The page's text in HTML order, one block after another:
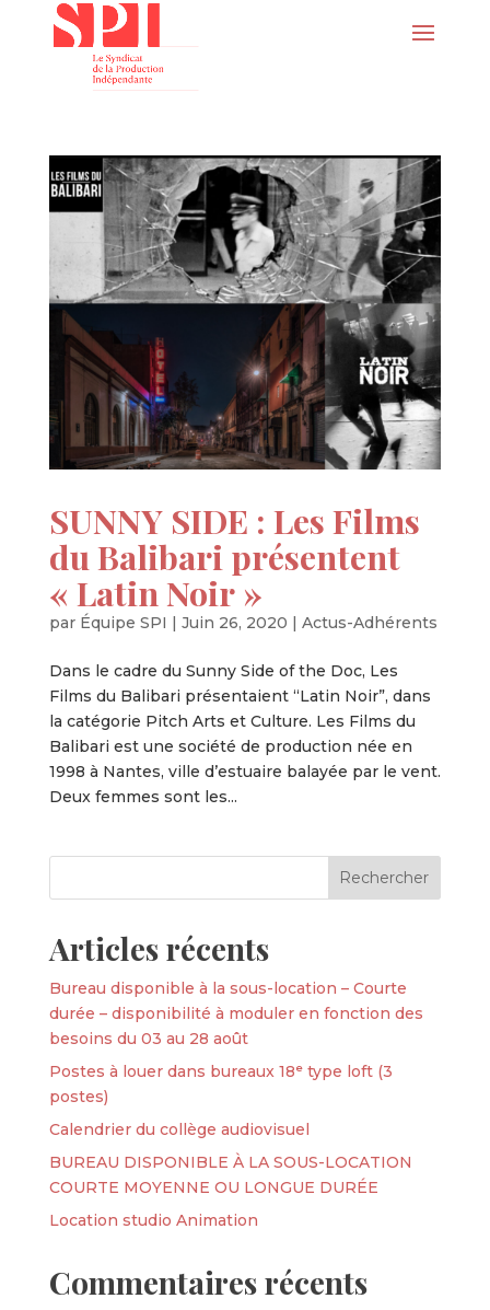
SUNNY SIDE : Les Films
du Balibari présentent
« Latin Noir »
par Équipe SPI | Juin 26, 2020 | Actus-Adhérents
Dans le cadre du Sunny Side of the Doc, Les
Films du Balibari présentaient “Latin Noir”, dans
la catégorie Pitch Arts et Culture. Les Films du
Balibari est une société de production née en
1998 à Nantes, ville d’estuaire balayée par le vent.
Deux femmes sont les...
Articles récents
Bureau disponible à la sous-location – Courte
durée – disponibilité à moduler en fonction des
besoins du 03 au 28 août
Postes à louer dans bureaux 18ᵉ type loft (3
postes)
Calendrier du collège audiovisuel
BUREAU DISPONIBLE À LA SOUS-LOCATION
COURTE MOYENNE OU LONGUE DURÉE
Location studio Animation
Commentaires récents